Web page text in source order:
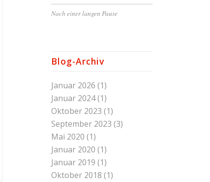
Nach einer langen Pause
Blog-Archiv
Januar 2026 (1)
Januar 2024(1)
Oktober 2023 (1)
September 2023 (3)
Mai 2020 (1)
Januar 2020 (1)
Januar 2019 (1)
Oktober 2018 (1)